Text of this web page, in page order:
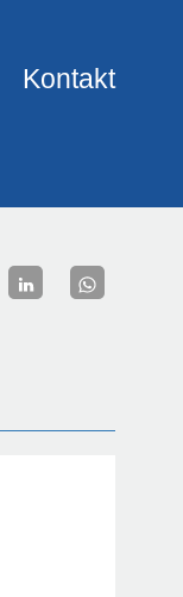
Kontakt